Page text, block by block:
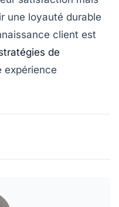
une loyauté durable
client est
de
expérience